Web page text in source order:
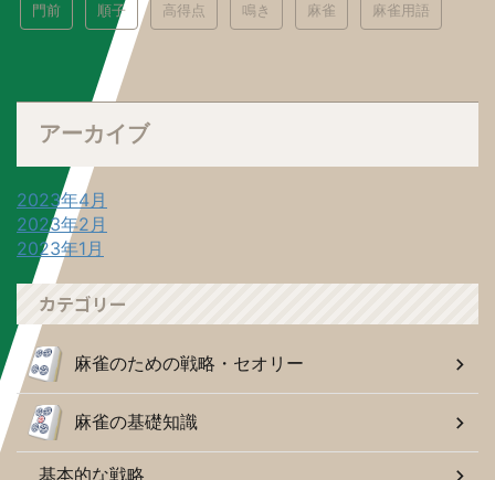
門前 順子 高得点 鳴き 麻雀 麻雀用語
アーカイブ
2023年4月
2023年2月
2023年1月
カテゴリー
麻雀のための戦略・セオリー
麻雀の基礎知識
基本的な戦略